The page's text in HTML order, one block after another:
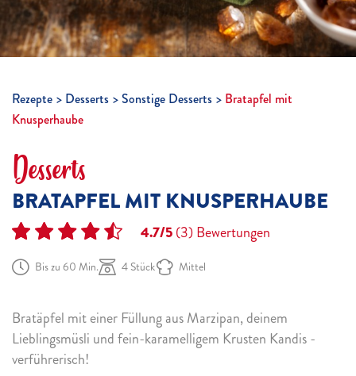
Rezepte Desserts Sonstige Desserts
Bratapfel mit
Knusperhaube
Desserts
BRATAPFEL MIT KNUSPERHAUBE
4.7/5(3)Bewertungen
Bis zu 60 Min. 4 Stück Mittel
Bratäpfel mit einer Füllung aus Marzipan, deinem
Lieblingsmüsli und fein-karamelligem Krusten Kandis -
verführerisch!